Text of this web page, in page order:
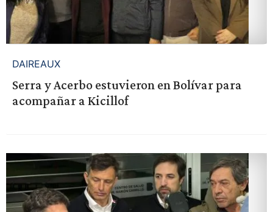
DAIREAUX
Serra y Acerbo estuvieron en Bolívar para
acompañar a Kicillof